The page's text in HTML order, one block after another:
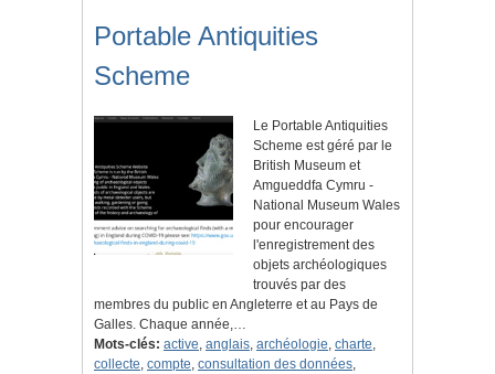
Portable Antiquities
Scheme
Le Portable Antiquities
Scheme est géré par le
British Museum et
Amgueddfa Cymru -
National Museum Wales
pour encourager
l'enregistrement des
objets archéologiques
trouvés par des
membres du public en Angleterre et au Pays de
Galles. Chaque année,…
Mots-clés: active, anglais, archéologie, charte,
collecte, compte, consultation des données,